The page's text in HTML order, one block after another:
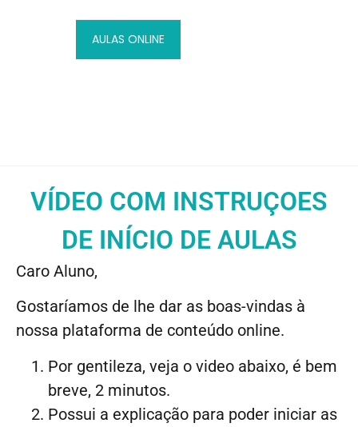
AULAS ONLINE
VÍDEO COM INSTRUÇOES
DE INÍCIO DE AULAS
Caro Aluno,
Gostaríamos de lhe dar as boas-vindas à
nossa plataforma de conteúdo online.
Por gentileza, veja o video abaixo, é bem
breve, 2 minutos.
Possui a explicação para poder iniciar as